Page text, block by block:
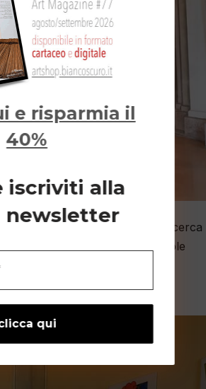
del Natale tutti siamo alla ricerca
chance?
vuole
vogliono essere presenti sul
e risparmia il
40%
iscriviti alla
newsletter